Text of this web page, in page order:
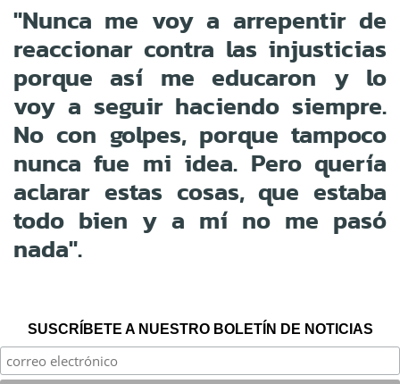
"Nunca me voy a arrepentir de
reaccionar contra las injusticias
porque así me educaron y lo
voy a seguir haciendo siempre.
No con golpes, porque tampoco
nunca fue mi idea. Pero quería
aclarar estas cosas, que estaba
todo bien y a mí no me pasó
nada".
SUSCRÍBETE A NUESTRO BOLETÍN DE NOTICIAS